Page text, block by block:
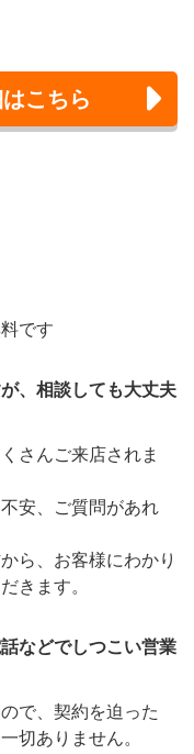
こちら
です
、相談しても大丈夫
さんご来店されま
安、ご質問があれ
ら、お客様にわかり
きます。
などでしつこい営業
で、契約を迫った
切ありません。